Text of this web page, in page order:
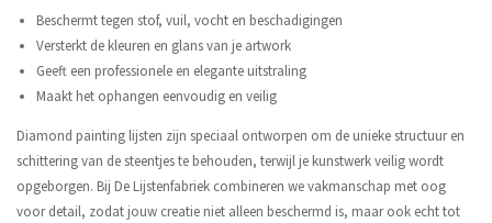
Beschermt tegen stof, vuil, vocht en beschadigingen
Versterkt de kleuren en glans van je artwork
Geeft een professionele en elegante uitstraling
Maakt het ophangen eenvoudig en veilig
Diamond painting lijsten zijn speciaal ontworpen om de unieke structuur en
schittering van de steentjes te behouden, terwijl je kunstwerk veilig wordt
opgeborgen. Bij De Lijstenfabriek combineren we vakmanschap met oog
voor detail, zodat jouw creatie niet alleen beschermd is, maar ook echt tot